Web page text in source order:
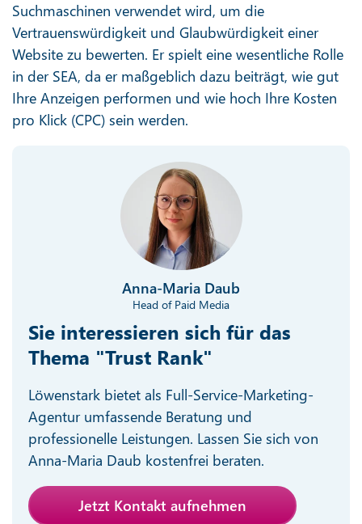
Suchmaschinen verwendet wird, um die
Vertrauenswürdigkeit und Glaubwürdigkeit einer
Website zu bewerten. Er spielt eine wesentliche Rolle
in der SEA, da er maßgeblich dazu beiträgt, wie gut
Ihre Anzeigen performen und wie hoch Ihre Kosten
pro Klick (CPC) sein werden.
Anna-Maria Daub
Head of Paid Media
Sie interessieren sich für das
Thema "Trust Rank"
Löwenstark bietet als Full-Service-Marketing-
Agentur umfassende Beratung und
professionelle Leistungen. Lassen Sie sich von
Anna-Maria Daub kostenfrei beraten.
Jetzt Kontakt aufnehmen